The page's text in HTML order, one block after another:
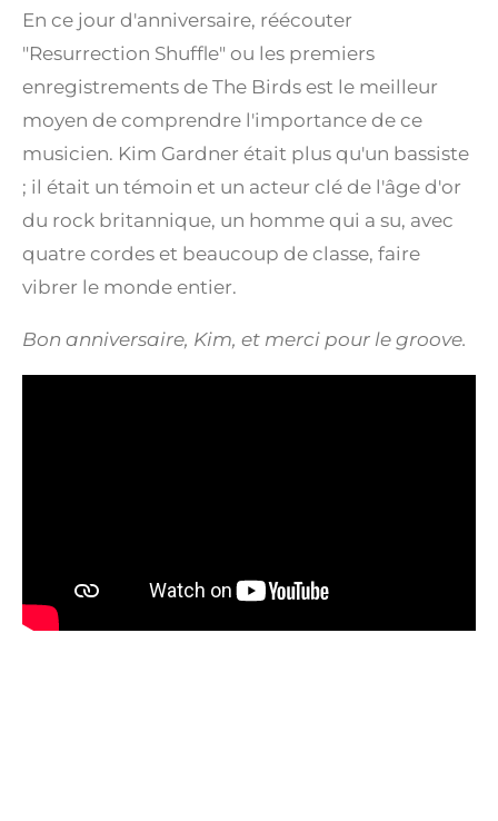
En ce jour d'anniversaire, réécouter
"Resurrection Shuffle" ou les premiers
enregistrements de The Birds est le meilleur
moyen de comprendre l'importance de ce
musicien. Kim Gardner était plus qu'un bassiste
; il était un témoin et un acteur clé de l'âge d'or
du rock britannique, un homme qui a su, avec
quatre cordes et beaucoup de classe, faire
vibrer le monde entier.
Bon anniversaire, Kim, et merci pour le groove.